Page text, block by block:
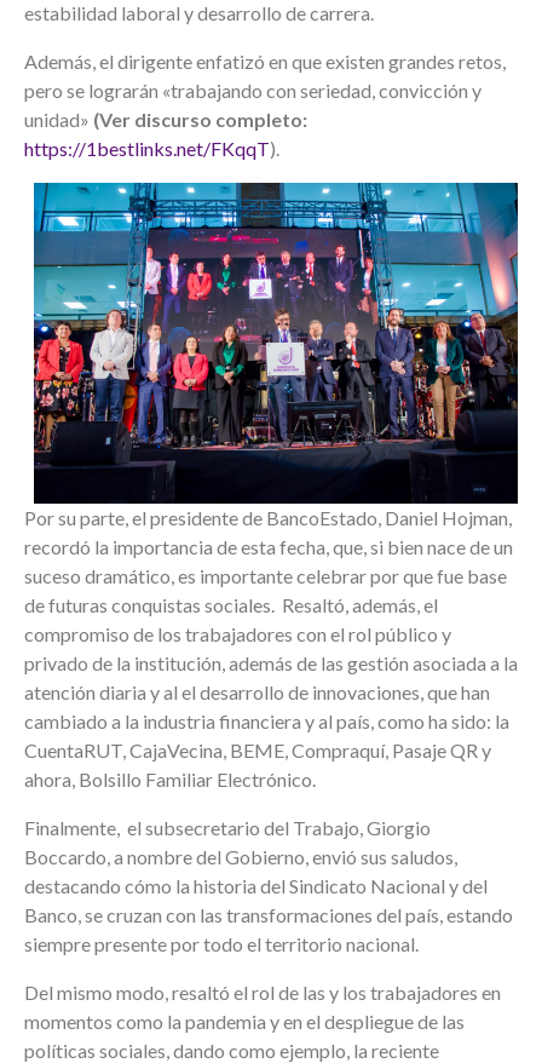
estabilidad laboral y desarrollo de carrera.
Además, el dirigente enfatizó en que existen grandes retos,
pero se lograrán «trabajando con seriedad, convicción y
unidad» (Ver discurso completo:
https://1bestlinks.net/FKqqT).
Por su parte, el presidente de BancoEstado, Daniel Hojman,
recordó la importancia de esta fecha, que, si bien nace de un
suceso dramático, es importante celebrar por que fue base
de futuras conquistas sociales. Resaltó, además, el
compromiso de los trabajadores con el rol público y
privado de la institución, además de las gestión asociada a la
atención diaria y al el desarrollo de innovaciones, que han
cambiado a la industria financiera y al país, como ha sido: la
CuentaRUT, CajaVecina, BEME, Compraquí, Pasaje QR y
ahora, Bolsillo Familiar Electrónico.
Finalmente, el subsecretario del Trabajo, Giorgio
Boccardo, a nombre del Gobierno, envió sus saludos,
destacando cómo la historia del Sindicato Nacional y del
Banco, se cruzan con las transformaciones del país, estando
siempre presente por todo el territorio nacional.
Del mismo modo, resaltó el rol de las y los trabajadores en
momentos como la pandemia y en el despliegue de las
políticas sociales, dando como ejemplo, la reciente